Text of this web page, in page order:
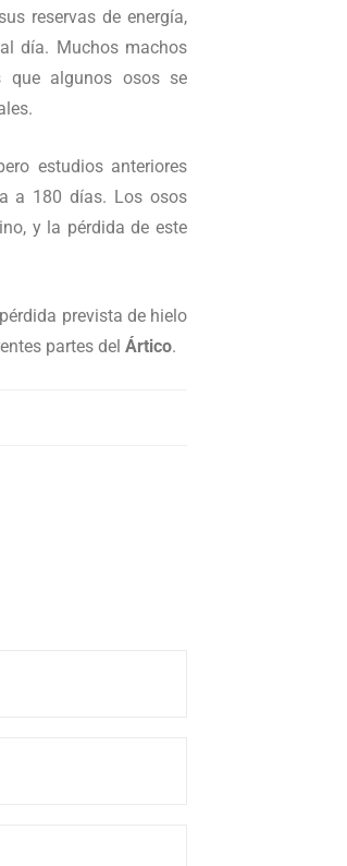
reservas de energía,
día. Muchos machos
que algunos osos se
estudios anteriores
a 180 días. Los osos
y la pérdida de este
prevista de hielo
partes del Ártico.